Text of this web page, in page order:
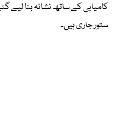
کامیابی کے ساتھ نشانہ بنا لیے
ستور جاری ہیں۔